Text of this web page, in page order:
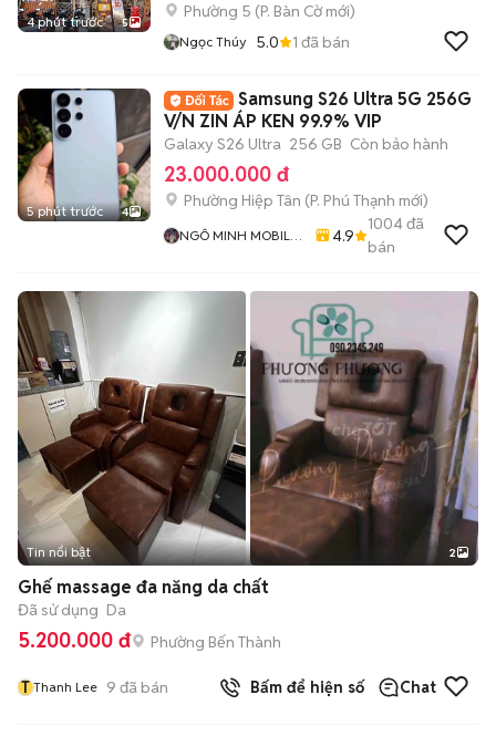
4 phút trước 5
Phường 5 (P. Bàn Cờmới)
Ngọc Thúy 5.0 1 đã bán
5 phút trước 4
Samsung S26 Ultra 5G 256G
V/N ZIN ÁP KEN 99.9% VIP
Galaxy S26 Ultra 256 GB Còn bảo hành
23.000.000 đ
Phường Hiệp Tân (P. Phú Thạnh mới)
NGÔ MINH MOBILE
4.9
1004đã
bán
Tin nổi bật 2
Ghế massage đa năng da chất
Đã sử dụng Da
5.200.000 đ Phường Bến Thành
T Thanh Lee 9 đã bán Bấm để hiện số Chat